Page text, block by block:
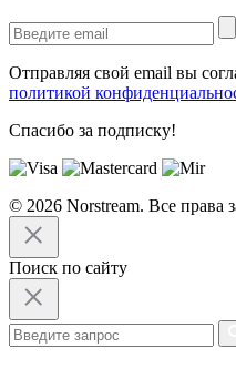
Отправляя свой email вы
политикой
Спасибо за подписку!
© 2026 Norstream. Все права
Поиск по сайту